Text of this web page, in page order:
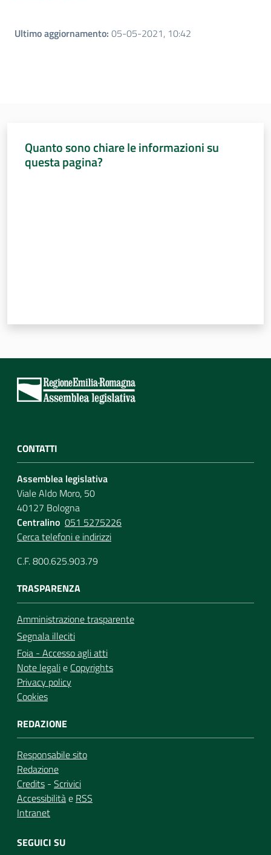
Per i media
Ultimo aggiornamento: 05-05-2021, 10:42
Quanto sono chiare le informazioni su
questa pagina?
CONTATTI
Assemblea legislativa
Viale Aldo Moro, 50
40127 Bologna
Centralino 051 5275226
Cerca telefoni e indirizzi
C.F. 800.625.903.79
TRASPARENZA
Amministrazione trasparente
Segnala illeciti
Foia - Accesso agli atti
Note legalie Copyrights
Privacy policy
Cookies
REDAZIONE
Responsabile sito
Redazione
Credits - Scrivici
Accessibilitàe RSS
Intranet
SEGUICI SU